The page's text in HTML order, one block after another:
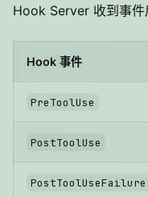
Hook Server 收到事件
Hook 事件
PreToolUse
PostToolUse
PostToolUseFailure